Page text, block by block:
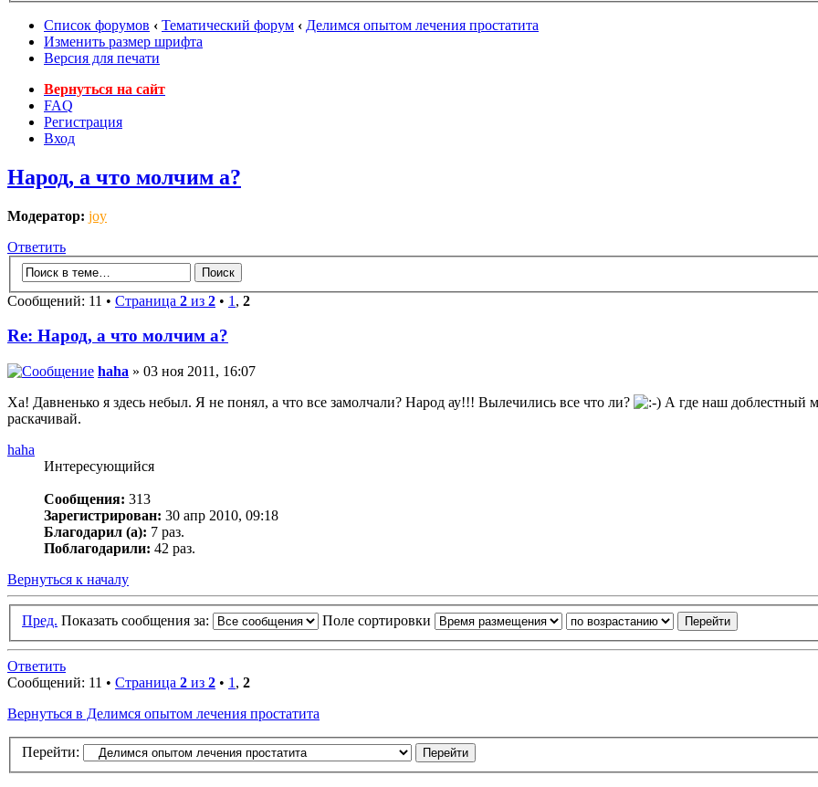
Список форумов ‹ Тематический форум ‹ Делимся опытом лечения простатита
Изменить размер шрифта
Версия для печати
Вернуться на сайт
FAQ
Регистрация
Вход
Народ, а что молчим а?
Модератор: joy
Ответить
Сообщений: 11 • Страница 2 из 2 • 1 , 2
Re: Народ, а что молчим а?
haha » 03 ноя 2011, 16:07
Ха! Давненько я здесь небыл. Я не понял, а что все замолчали? Народ ау!!! Вылечились все что ли?
А где наш доблестный
раскачивай.
haha
Интересующийся
Сообщения: 313
Зарегистрирован: 30 апр 2010, 09:18
Благодарил (а): 7 раз.
Поблагодарили: 42 раз.
Вернуться к началу
Пред. Показать сообщения за: Поле сортировки
Ответить
Сообщений: 11 • Страница 2 из 2 • 1 , 2
Вернуться в Делимся опытом лечения простатита
Перейти: